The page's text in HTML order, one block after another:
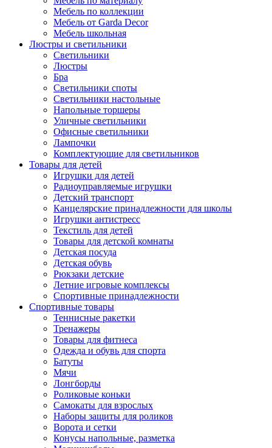
Мебель по коллекции
Мебель от Garda Decor
Мебель школьная
Люстры и светильники
Светильники
Люстры
Бра
Светильники споты
Светильники настольные
Напольные торшеры
Уличные светильники
Офисные светильники
Лампочки
Комплектующие для светильников
Товары для детей
Игрушки для детей
Радиоуправляемые игрушки
Детский транспорт
Канцелярские принадлежности для школы
Игрушки антистресс
Текстиль для детей
Товары для детской комнаты
Детская посуда
Детская обувь
Рюкзаки детские
Летние игровые комплексы
Спортивные принадлежности
Спортивные товары
Теннисные ракетки
Тренажеры
Товары для фитнеса
Одежда и обувь для спорта
Батуты
Мячи
Лонгборды
Роликовые коньки
Самокаты для взрослых
Наборы защиты для роликов
Ворота и сетки
Конусы напольные, разметка